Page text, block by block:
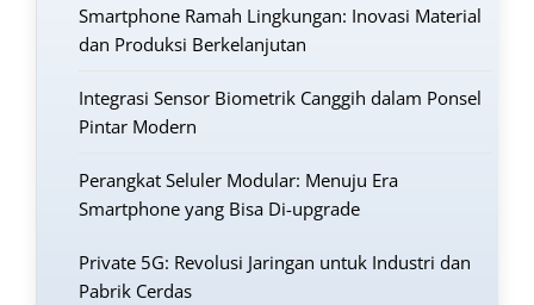
Smartphone Ramah Lingkungan: Inovasi Material
dan Produksi Berkelanjutan
Integrasi Sensor Biometrik Canggih dalam Ponsel
Pintar Modern
Perangkat Seluler Modular: Menuju Era
Smartphone yang Bisa Di-upgrade
Private 5G: Revolusi Jaringan untuk Industri dan
Pabrik Cerdas